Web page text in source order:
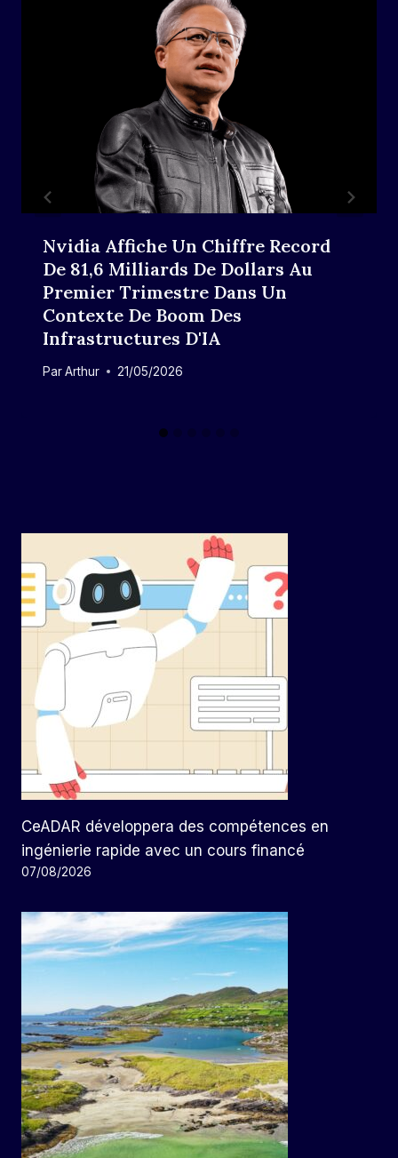
Nvidia Affiche Un Chiffre Record
De 81,6 Milliards De Dollars Au
Premier Trimestre Dans Un
Contexte De Boom Des
Infrastructures D'IA
ParArthur 21/05/2026
CeADAR développera des compétences en
ingénierie rapide avec un cours financé
07/08/2026